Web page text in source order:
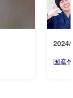
2024/
国産